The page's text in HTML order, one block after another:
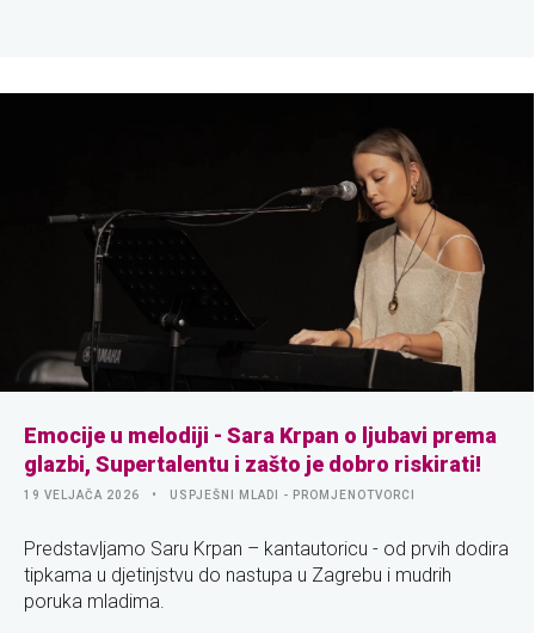
Emocije u melodiji - Sara Krpan o ljubavi prema
glazbi, Supertalentu i zašto je dobro riskirati!
19 VELJAČA 2026 USPJEŠNI MLADI - PROMJENOTVORCI
Predstavljamo Saru Krpan – kantautoricu - od prvih dodira
tipkama u djetinjstvu do nastupa u Zagrebu i mudrih
poruka mladima.